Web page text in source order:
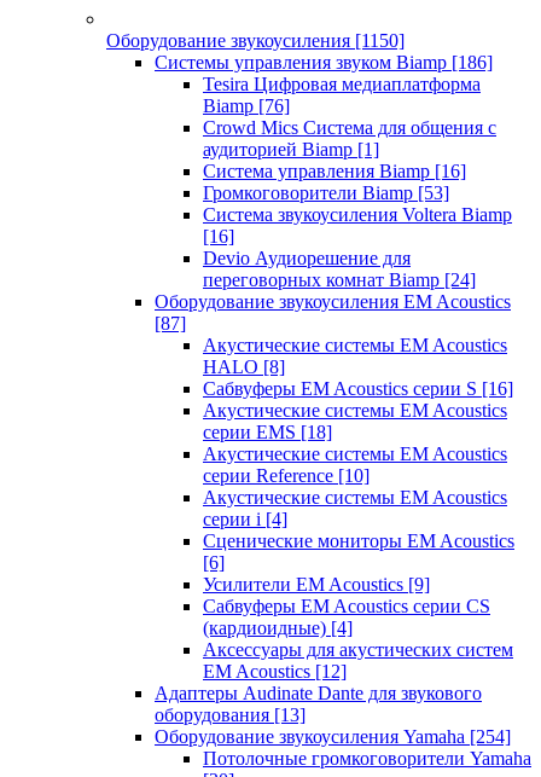
Оборудование звукоусиления [1150]
Системы управления звуком Biamp [186]
Tesira Цифровая медиаплатформа
Biamp [76]
Crowd Mics Система для общения с
аудиторией Biamp [1]
Система управления Biamp [16]
Громкоговорители Biamp [53]
Система звукоусиления Voltera Biamp
[16]
Devio Аудиорешение для
переговорных комнат Biamp [24]
Оборудование звукоусиления EM Acoustics
[87]
Акустические системы EM Acoustics
HALO [8]
Сабвуферы EM Acoustics серии S [16]
Акустические системы EM Acoustics
серии EMS [18]
Акустические системы EM Acoustics
серии Reference [10]
Акустические системы EM Acoustics
серии i [4]
Сценические мониторы EM Acoustics
[6]
Усилители EM Acoustics [9]
Сабвуферы EM Acoustics серии CS
(кардиоидные) [4]
Аксессуары для акустических систем
EM Acoustics [12]
Адаптеры Audinate Dante для звукового
оборудования [13]
Оборудование звукоусиления Yamaha [254]
Потолочные громкоговорители Yamaha